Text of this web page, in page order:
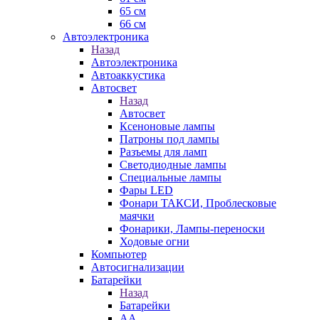
65 см
66 см
Автоэлектроника
Назад
Автоэлектроника
Автоаккустика
Автосвет
Назад
Автосвет
Ксеноновые лампы
Патроны под лампы
Разъемы для ламп
Светодиодные лампы
Специальные лампы
Фары LED
Фонари ТАКСИ, Проблесковые
маячки
Фонарики, Лампы-переноски
Ходовые огни
Компьютер
Автосигнализации
Батарейки
Назад
Батарейки